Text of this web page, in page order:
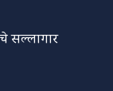
सल्लागार